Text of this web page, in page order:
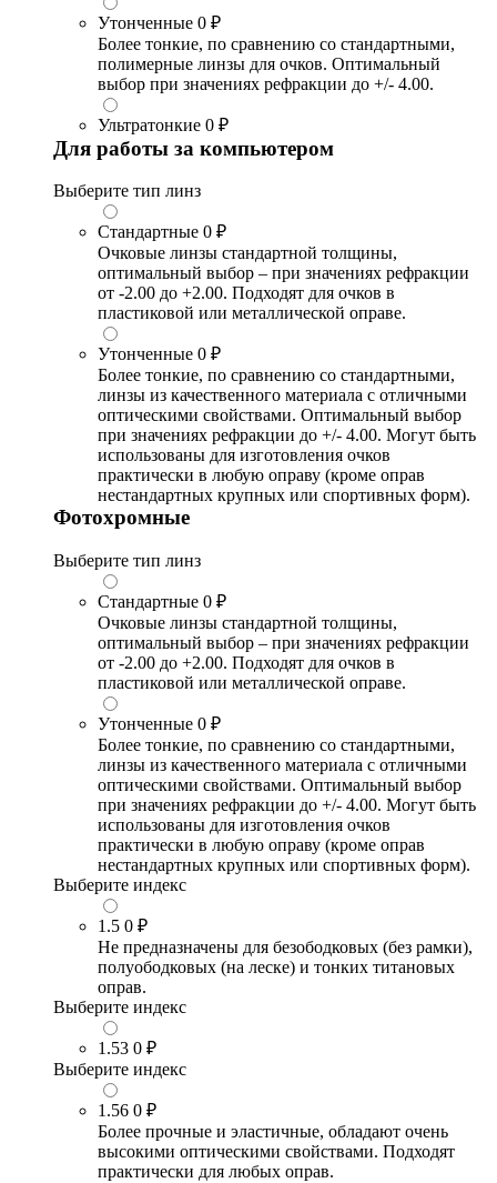
Утонченные 0 ₽
Более тонкие, по сравнению со стандартными,
полимерные линзы для очков. Оптимальный
выбор при значениях рефракции до +/- 4.00.
Ультратонкие 0 ₽
Для работы за компьютером
Выберите тип линз
Стандартные 0 ₽
Очковые линзы стандартной толщины,
оптимальный выбор – при значениях рефракции
от -2.00 до +2.00. Подходят для очков в
пластиковой или металлической оправе.
Утонченные 0 ₽
Более тонкие, по сравнению со стандартными,
линзы из качественного материала с отличными
оптическими свойствами. Оптимальный выбор
при значениях рефракции до +/- 4.00. Могут быть
использованы для изготовления очков
практически в любую оправу (кроме оправ
нестандартных крупных или спортивных форм).
Фотохромные
Выберите тип линз
Стандартные 0 ₽
Очковые линзы стандартной толщины,
оптимальный выбор – при значениях рефракции
от -2.00 до +2.00. Подходят для очков в
пластиковой или металлической оправе.
Утонченные 0 ₽
Более тонкие, по сравнению со стандартными,
линзы из качественного материала с отличными
оптическими свойствами. Оптимальный выбор
при значениях рефракции до +/- 4.00. Могут быть
использованы для изготовления очков
практически в любую оправу (кроме оправ
нестандартных крупных или спортивных форм).
Выберите индекс
1.5 0 ₽
Не предназначены для безободковых (без рамки),
полуободковых (на леске) и тонких титановых
оправ.
Выберите индекс
1.53 0 ₽
Выберите индекс
1.56 0 ₽
Более прочные и эластичные, обладают очень
высокими оптическими свойствами. Подходят
практически для любых оправ.